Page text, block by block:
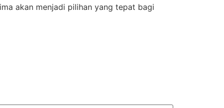
akan menjadi pilihan yang tepat bagi